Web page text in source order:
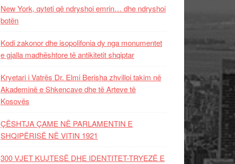
New York, qyteti që ndryshoi emrin… dhe ndryshoi
botën
Kodi zakonor dhe isopolifonia dy nga monumentet
e gjalla madhështore të antikitetit shqiptar
Kryetari i Vatrës Dr. Elmi Berisha zhvilloi takim në
Akademinë e Shkencave dhe të Arteve të
Kosovës
ÇËSHTJA ÇAME NË PARLAMENTIN E
SHQIPËRISË NË VITIN 1921
300 VJET KUJTESË DHE IDENTITET-TRYEZË E